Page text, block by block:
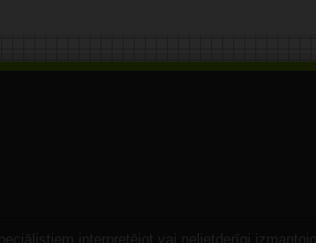
interpretējot vai nelietderīgi